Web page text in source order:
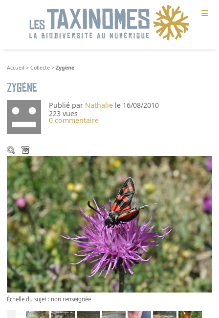
≡
Accueil >Collecte >Zygène
Zygène
Publié par Nathalie le 16/08/2010
223 vues
0 commentaire
Échelle du sujet : non renseignée